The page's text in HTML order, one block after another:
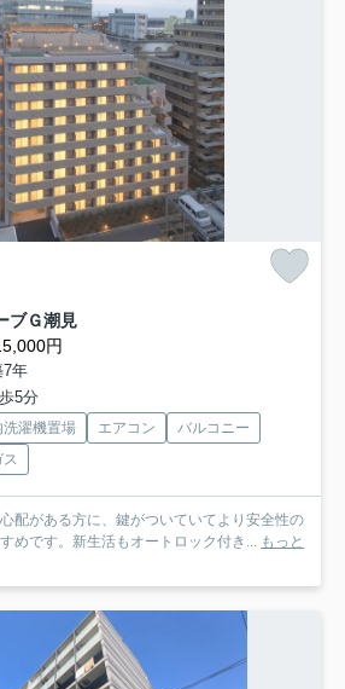
ブＧ潮見
円
7年
5分
洗濯機置場 エアコン
バルコニー
ス
配がある方に、鍵がついていてより安全性の
めです。新生活もオートロック付き... もっと